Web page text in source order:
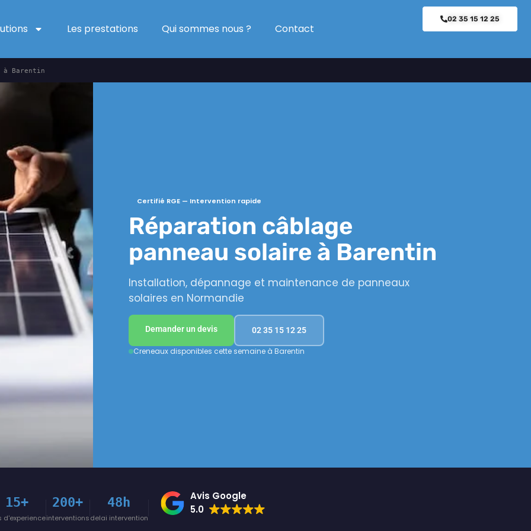
Les prestations Qui sommes nous ? Contact
02 35 15 12 25
à Barentin
Certifié RGE — Intervention rapide
Réparation câblage
panneau solaire à Barentin
Installation, dépannage et maintenance de panneaux
solaires en Normandie
Demander un devis 02 35 15 12 25
Creneaux disponibles cette semaine à Barentin
15+
d'experience
200+
interventions
48h
delai intervention
Avis Google
5.0